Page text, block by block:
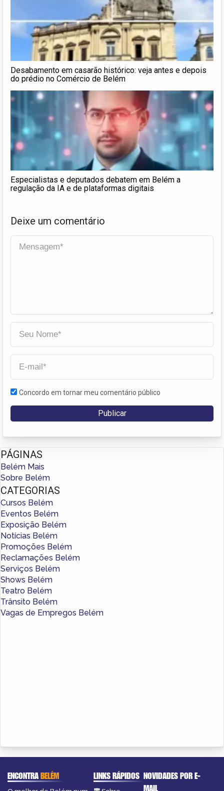
Desabamento em casarão histórico: veja antes e depois
do prédio no Comércio de Belém
Especialistas e deputados debatem em Belém a
regulação da IA e de plataformas digitais
Deixe um comentário
Concordo em tornar meu comentário público
PÁGINAS
Belém Mais
Sobre Belém
CATEGORIAS
Cursos Belém
Eventos Belém
Exposição Belém
Notícias Belém
Promoções Belém
Reclamações Belém
Serviços Belém
Shows Belém
Teatro Belém
Trânsito Belém
Vagas de Empregos Belém
ENCONTRABELÉM LINKS RÁPIDOS NOVIDADES POR E-
MAIL